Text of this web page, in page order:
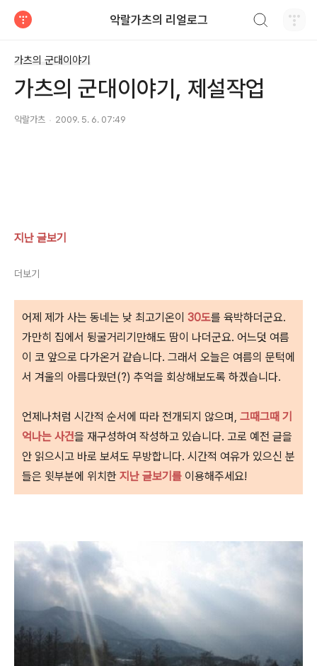
악랄가츠의 리얼로그
가츠의 군대이야기
가츠의 군대이야기, 제설작업
악랄가츠 2009. 5. 6. 07:49
지난 글보기
더보기
어제 제가 사는 동네는 낮 최고기온이 30도를 육박하더군요.
가만히 집에서 뒹굴거리기만해도 땀이 나더군요. 어느덧 여름
이 코 앞으로 다가온거 같습니다. 그래서 오늘은 여름의 문턱에
서 겨울의 아름다웠던(?) 추억을 회상해보도록 하겠습니다.
언제나처럼 시 간적 순서에 따라 전개되지 않으며, 그때그때 기
억나는 사건을 재구성하여 작성하고 있습니다. 고로 예전 글을
안 읽으시고 바로 보셔도 무방합니다. 시간적 여유가 있으신 분
들은 윗부분에 위치한 지난 글보기를 이용해주세요!